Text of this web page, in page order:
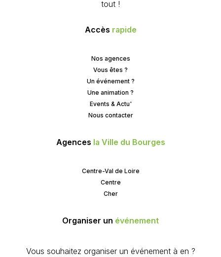
tout !
Accès rapide
Nos agences
Vous êtes ?
Un événement ?
Une animation ?
Events & Actu'
Nous contacter
Agences la Ville du Bourges
Centre-Val de Loire
Centre
Cher
Organiser un événement
Vous souhaitez organiser un événement à en ?